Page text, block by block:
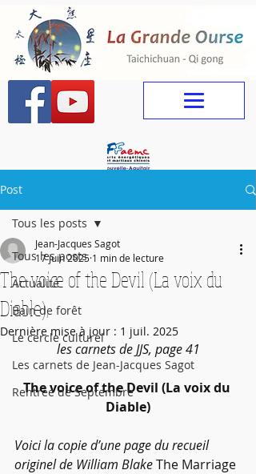
Post
Tous les posts
Actualité
Bain de forêt
Le cercle culturel
Les carnets de Jean-Jacques Sagot
Rentrée de Septembre
Tous les posts
The voice of the Devil (La voix du
Diable),
Jean-Jacques Sagot
17 juin 2025 1 min de lecture
Dernière mise à jour : 1 juil. 2025
les carnets de JJS, page 41
The voice of the Devil (La voix du
Diable)
Voici la copie d’une page du recueil
originel de William Blake The Marriage